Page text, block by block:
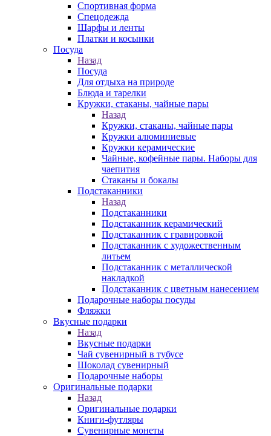
Спортивная форма
Спецодежда
Шарфы и ленты
Платки и косынки
Посуда
Назад
Посуда
Для отдыха на природе
Блюда и тарелки
Кружки, стаканы, чайные пары
Назад
Кружки, стаканы, чайные пары
Кружки алюминиевые
Кружки керамические
Чайные, кофейные пары. Наборы для
чаепития
Стаканы и бокалы
Подстаканники
Назад
Подстаканники
Подстаканник керамический
Подстаканник c гравировкой
Подстаканник с художественным
литьем
Подстаканник с металлической
накладкой
Подстаканник с цветным нанесением
Подарочные наборы посуды
Фляжки
Вкусные подарки
Назад
Вкусные подарки
Чай сувенирный в тубусе
Шоколад сувенирный
Подарочные наборы
Оригинальные подарки
Назад
Оригинальные подарки
Книги-футляры
Сувенирные монеты